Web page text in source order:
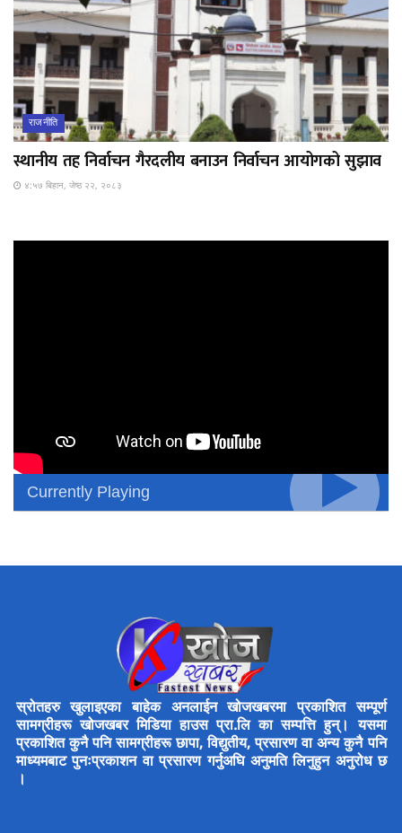
राजनीति
स्थानीय तह निर्वाचन गैरदलीय बनाउन निर्वाचन आयोगको सुझाव
४:५७ बिहान, जेष्ठ २२, २०८३
Currently Playing
स्रोतहरु खुलाइएका बाहेक अनलाईन खोजखबरमा प्रकाशित सम्पूर्ण
सामग्रीहरू खोजखबर मिडिया हाउस प्रा.लि का सम्पत्ति हुन्। यसमा
प्रकाशित कुनै पनि सामग्रीहरू छापा, विद्युतीय, प्रसारण वा अन्य कुनै पनि
माध्यमबाट पुनःप्रकाशन वा प्रसारण गर्नुअघि अनुमति लिनुहुन अनुरोध छ
।